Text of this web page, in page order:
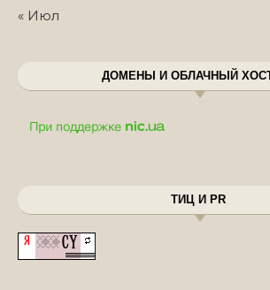
« Июл
ДОМЕНЫ И ОБЛАЧНЫЙ
ТИЦ И PR